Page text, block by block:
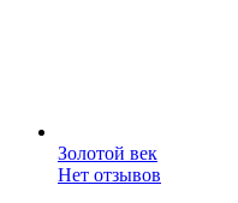
Золотой век
Нет отзывов